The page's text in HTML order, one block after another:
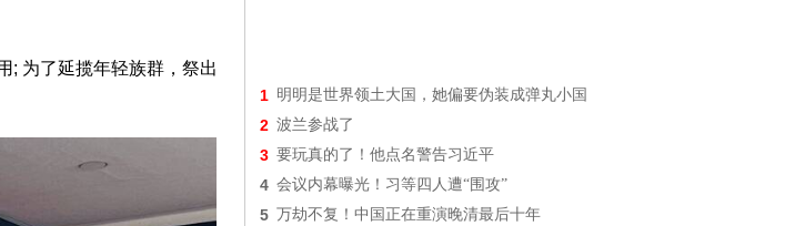
; 为了延揽年轻族群，祭出
1 明明是世界领土大国，她偏要伪装成弹丸小国
2 波兰参战了
3 要玩真的了！他点名警告习近平
4 会议内幕曝光！习等四人遭“围攻”
5 万劫不复！中国正在重演晚清最后十年